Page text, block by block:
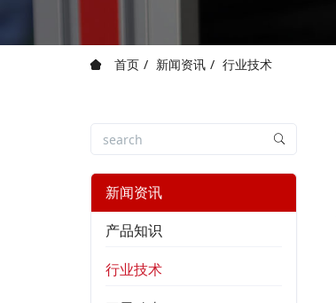
首页 新闻资讯 行业技术
新闻资讯
产品知识
行业技术